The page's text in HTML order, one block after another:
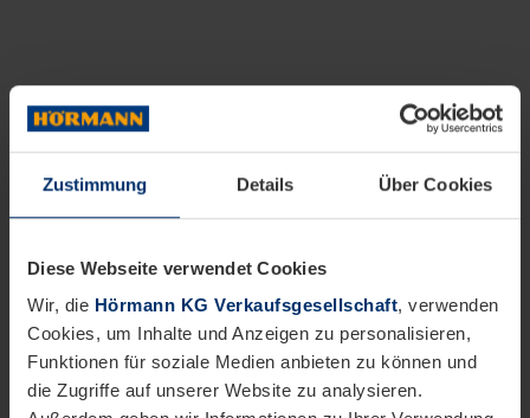
Zustimmung Details Über Cookies
Diese Webseite verwendet Cookies
Wir, die Hörmann KG Verkaufsgesellschaft, verwenden
Cookies, um Inhalte und Anzeigen zu personalisieren,
Funktionen für soziale Medien anbieten zu können und
die Zugriffe auf unserer Website zu analysieren.